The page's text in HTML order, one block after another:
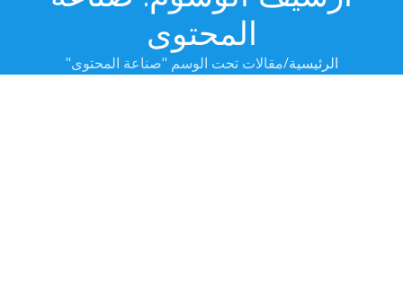
المحتوى
الرئيسية مقالات تحت الوسم "صناعة المحتوى"